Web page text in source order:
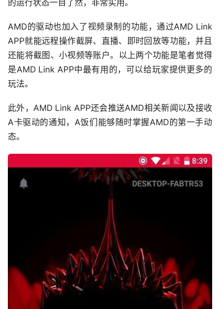
的运行状态一目了然，非常实用。
AMD的驱动也加入了视频录制的功能，通过AMD Link
APP就能远程操作截屏、直播、即时回放等功能，并且
还能将截图、小视频等账户。以上两个功能是笔者觉得
是AMD Link APP中最有用的，可以给玩家提供更多的
玩法。
此外，AMD Link APP还会推送AMD相关新闻以及接收
A卡驱动的通知，A饭们能够随时掌握AMD的第一手动
态。